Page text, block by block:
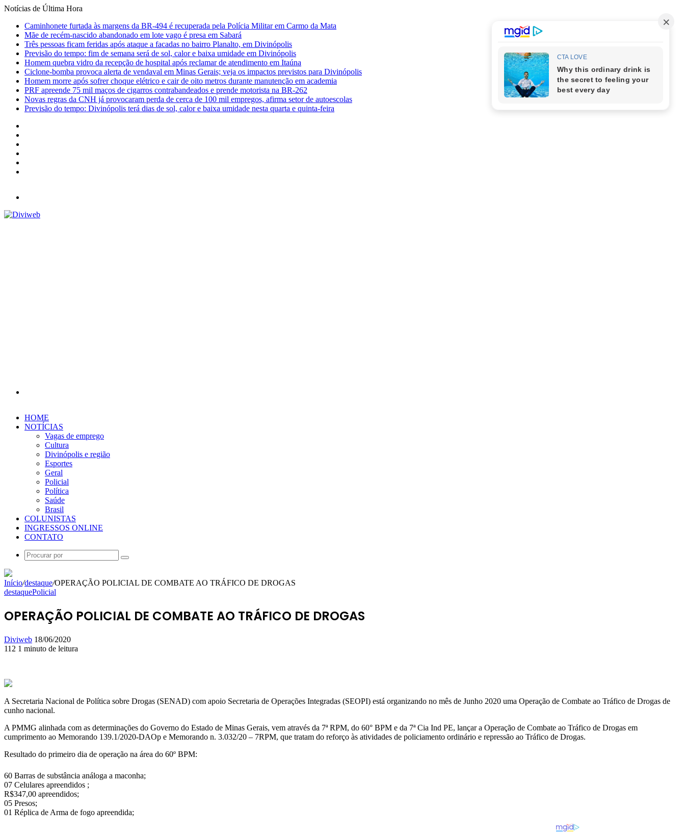
Notícias de Última Hora
Caminhonete furtada às margens da BR-494 é recuperada pela Polícia Militar em Carmo da Mata
Mãe de recém-nascido abandonado em lote vago é presa em Sabará
Três pessoas ficam feridas após ataque a facadas no bairro Planalto, em Divinópolis
Previsão do tempo: fim de semana será de sol, calor e baixa umidade em Divinópolis
Homem quebra vidro da recepção de hospital após reclamar de atendimento em Itaúna
Ciclone-bomba provoca alerta de vendaval em Minas Gerais; veja os impactos previstos para Divinópolis
Homem morre após sofrer choque elétrico e cair de oito metros durante manutenção em academia
PRF apreende 75 mil maços de cigarros contrabandeados e prende motorista na BR-262
Novas regras da CNH já provocaram perda de cerca de 100 mil empregos, afirma setor de autoescolas
Previsão do tempo: Divinópolis terá dias de sol, calor e baixa umidade nesta quarta e quinta-feira
HOME
NOTÍCIAS
Vagas de emprego
Cultura
Divinópolis e região
Esportes
Geral
Policial
Política
Saúde
Brasil
COLUNISTAS
INGRESSOS ONLINE
CONTATO
Procurar
Início/destaque/OPERAÇÃO POLICIAL DE COMBATE AO TRÁFICO DE DROGAS
destaquePolicial
OPERAÇÃO POLICIAL DE COMBATE AO TRÁFICO DE DROGAS
Diviweb Mande
um
18/06/2020
112 1 minuto de leitura
A Secretaria Nacional de Política sobre Drogas (SENAD) com apoio Secretaria de Operações Integradas (SEOPI) está organizando no mês de Junho 2020 uma Operação de Combate ao Tráfico de Drogas de
cunho nacional.
A PMMG alinhada com as determinações do Governo do Estado de Minas Gerais, vem através da 7ª RPM, do 60° BPM e da 7ª Cia Ind PE, lançar a Operação de Combate ao Tráfico de Drogas em
cumprimento ao Memorando 139.1/2020-DAOp e Memorando n. 3.032/20 – 7RPM, que tratam do reforço às atividades de policiamento ordinário e repressão ao Tráfico de Drogas.
Resultado do primeiro dia de operação na área do 60º BPM:
60 Barras de substância análoga a maconha;
07 Celulares apreendidos ;
R$347,00 apreendidos;
05 Presos;
01 Réplica de Arma de fogo apreendida;